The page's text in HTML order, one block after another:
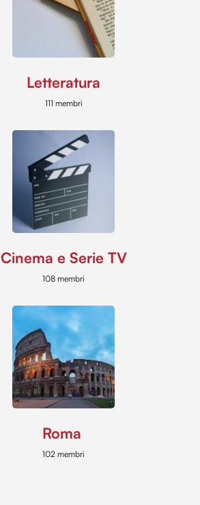
Letteratura
111 membri
Cinema e Serie TV
108 membri
Roma
102 membri